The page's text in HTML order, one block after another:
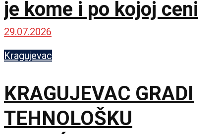
je kome i po kojoj ceni
29.07.2026
Kragujevac
KRAGUJEVAC GRADI
TEHNOLOŠKU